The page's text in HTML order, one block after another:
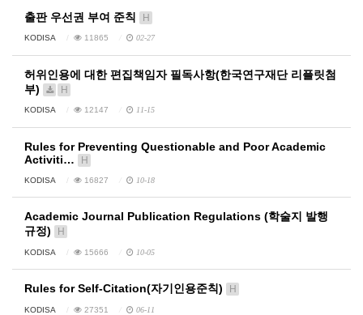
출판 우선권 부여 준칙 H
KODISA 11865 02-27
허위인용에 대한 편집책임자 필독사항(한국연구재단 리플릿첨
부)
H
KODISA 12147 11-15
Rules for Preventing Questionable and Poor Academic
Activiti…
H
KODISA 16827 10-18
Academic Journal Publication Regulations (학술지 발행
규정)
H
KODISA 15666 10-05
Rules for Self-Citation(자기인용준칙) H
KODISA 27351 06-11